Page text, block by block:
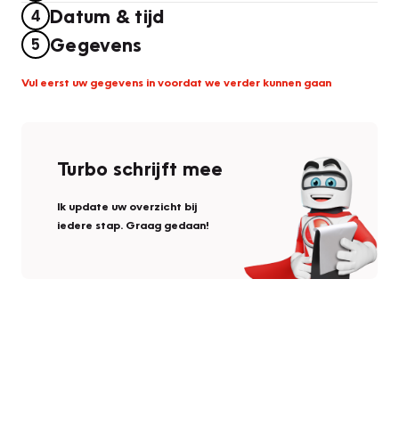
4 Datum & tijd
5 Gegevens
Vul eerst uw gegevens in voordat we verder kunnen gaan
Turbo schrijft mee
Ik update uw overzicht bij
iedere stap. Graag gedaan!